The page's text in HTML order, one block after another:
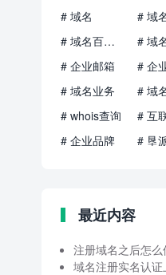
# 域名
# 域
# 域名百科知识
# 域
# 企业邮箱
# 企
# 域名业务
# 域
# whois查询
# 企业品牌
# 垦
最近内容
注册域名之后怎
域名注册实名认